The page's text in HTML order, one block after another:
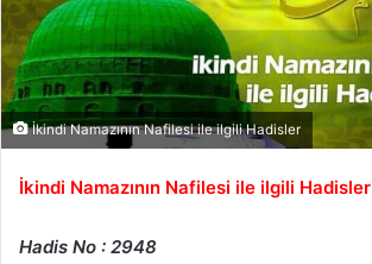
İkindi Namazının Nafilesi ile ilgili Hadisler
İkindi Namazının Nafilesi ile ilgili Hadisler
Hadis No : 2948